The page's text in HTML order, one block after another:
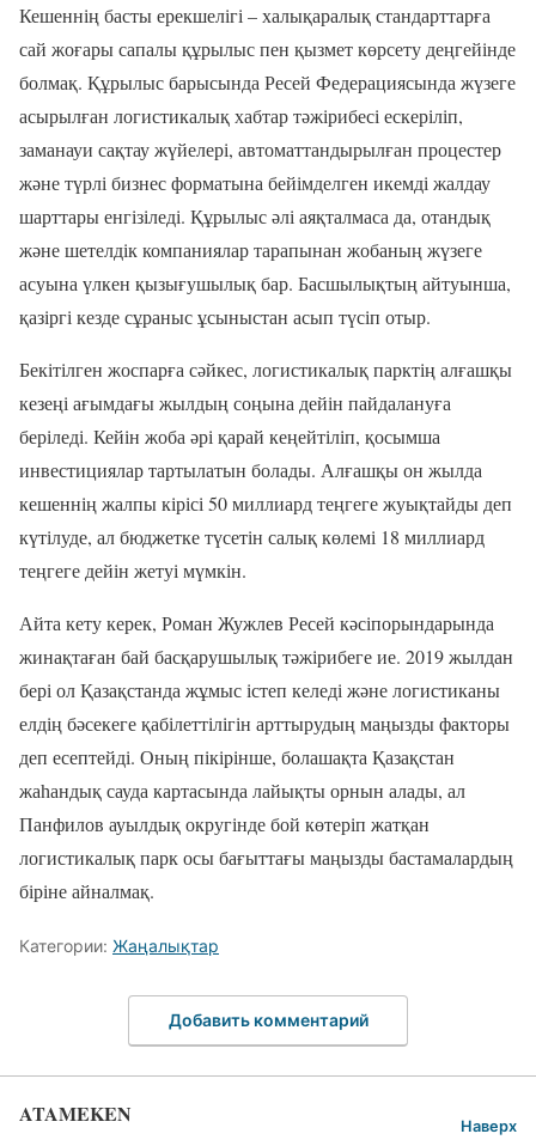
Кешеннің басты ерекшелігі – халықаралық стандарттарға
сай жоғары сапалы құрылыс пен қызмет көрсету деңгейінде
болмақ. Құрылыс барысында Ресей Федерациясында жүзеге
асырылған логистикалық хабтар тәжірибесі ескеріліп,
заманауи сақтау жүйелері, автоматтандырылған процестер
және түрлі бизнес форматына бейімделген икемді жалдау
шарттары енгізіледі. Құрылыс әлі аяқталмаса да, отандық
және шетелдік компаниялар тарапынан жобаның жүзеге
асуына үлкен қызығушылық бар. Басшылықтың айтуынша,
қазіргі кезде сұраныс ұсыныстан асып түсіп отыр.
Бекітілген жоспарға сәйкес, логистикалық парктің алғашқы
кезеңі ағымдағы жылдың соңына дейін пайдалануға
беріледі. Кейін жоба әрі қарай кеңейтіліп, қосымша
инвестициялар тартылатын болады. Алғашқы он жылда
кешеннің жалпы кірісі 50 миллиард теңгеге жуықтайды деп
күтілуде, ал бюджетке түсетін салық көлемі 18 миллиард
теңгеге дейін жетуі мүмкін.
Айта кету керек, Роман Жужлев Ресей кәсіпорындарында
жинақтаған бай басқарушылық тәжірибеге ие. 2019 жылдан
бері ол Қазақстанда жұмыс істеп келеді және логистиканы
елдің бәсекеге қабілеттілігін арттырудың маңызды факторы
деп есептейді. Оның пікірінше, болашақта Қазақстан
жаһандық сауда картасында лайықты орнын алады, ал
Панфилов ауылдық округінде бой көтеріп жатқан
логистикалық парк осы бағыттағы маңызды бастамалардың
біріне айналмақ.
Категории: Жаңалықтар
Добавить комментарий
ATAMEKEN Наверх